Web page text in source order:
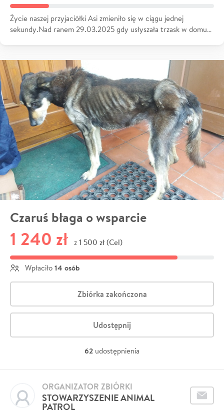
Życie naszej przyjaciółki Asi zmieniło się w ciągu jednej
sekundy.Nad ranem 29.03.2025 gdy usłyszała trzask w domu…
Czaruś błaga o wsparcie
1 240 zł z 1 500 zł (Cel)
Wpłaciło 14 osób
Zbiórka zakończona
Udostępnij
62 udostępnienia
STOWARZYSZENIE ANIMAL
PATROL
ORGANIZATOR ZBIÓRKI